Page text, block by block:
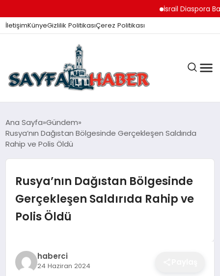
İsrail Diaspora
İletişimKünyeGizlilik PolitikasıÇerez Politikası
ANA SAYFA
GÜNDEM
İZMIR HABERLERI
EKONOMI
Ana Sayfa Gündem
Rusya’nın Dağıstan Bölgesinde Gerçekleşen Saldırıda
Rahip ve Polis Öldü
Rusya’nın Dağıstan Bölgesinde
Gerçekleşen Saldırıda Rahip ve
Polis Öldü
haberci
24 Haziran 2024